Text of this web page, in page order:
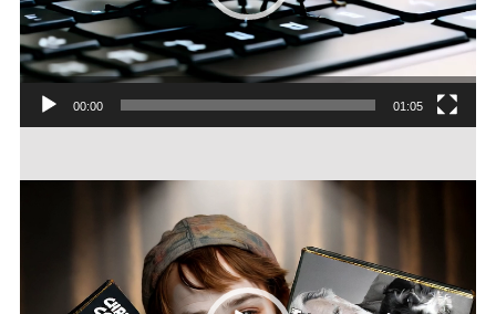
00:00 01:05
Coccineau had a dream